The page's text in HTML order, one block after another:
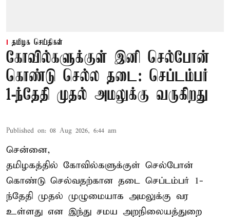
தமிழக செய்திகள்
கோவில்களுக்குள் இனி செல்போன்
கொண்டு செல்ல தடை: செப்டம்பர்
1-ந்தேதி முதல் அமலுக்கு வருகிறது
Published on: 08 Aug 2026, 6:44 am
சென்னை,
தமிழகத்தில் கோவில்களுக்குள் செல்போன்
கொண்டு செல்வதற்கான தடை செப்டம்பர் 1-
ந்தேதி முதல் முழுமையாக அமலுக்கு வர
உள்ளது என இந்து சமய அறநிலையத்துறை